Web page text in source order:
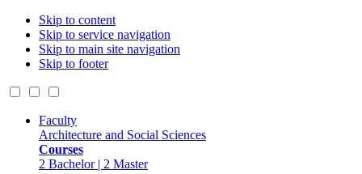
Skip to content
Skip to service navigation
Skip to main site navigation
Skip to footer
Faculty
Architecture and Social Sciences
Courses
2 Bachelor | 2 Master